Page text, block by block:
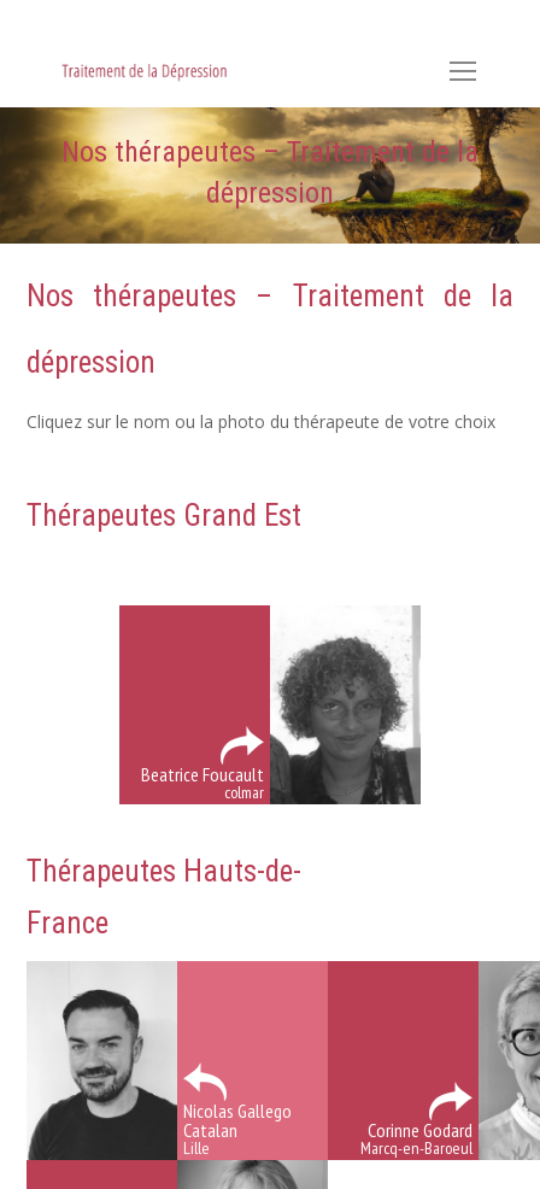
Nos thérapeutes – Traitement de la
dépression
Nos thérapeutes – Traitement de la
dépression
Cliquez sur le nom ou la photo du thérapeute de votre choix
Thérapeutes Grand Est
Beatrice Foucault
colmar
Thérapeutes Hauts-de-
France
Nicolas Gallego
Catalan
Lille
Corinne Godard
Marcq-en-Baroeul